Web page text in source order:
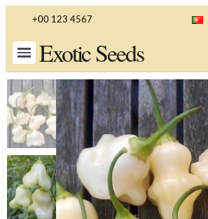
+00 123 4567
Exotic Seeds